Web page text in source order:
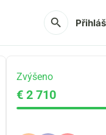
search
Zvýšeno
€ 2 710